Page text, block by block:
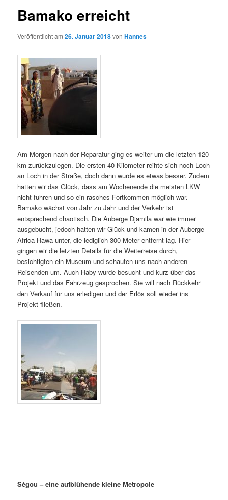
Bamako erreicht
Veröffentlicht am26. Januar 2018vonHannes
Am Morgen nach der Reparatur ging es weiter um die letzten 120
km zurückzulegen. Die ersten 40 Kilometer reihte sich noch Loch
an Loch in der Straße, doch dann wurde es etwas besser. Zudem
hatten wir das Glück, dass am Wochenende die meisten LKW
nicht fuhren und so ein rasches Fortkommen möglich war.
Bamako wächst von Jahr zu Jahr und der Verkehr ist
entsprechend chaotisch. Die Auberge Djamila war wie immer
ausgebucht, jedoch hatten wir Glück und kamen in der Auberge
Africa Hawa unter, die lediglich 300 Meter entfernt lag. Hier
gingen wir die letzten Details für die Weiterreise durch,
besichtigten ein Museum und schauten uns nach anderen
Reisenden um. Auch Haby wurde besucht und kurz über das
Projekt und das Fahrzeug gesprochen. Sie will nach Rückkehr
den Verkauf für uns erledigen und der Erlös soll wieder ins
Projekt fließen.
Ségou – eine aufblühende kleine Metropole